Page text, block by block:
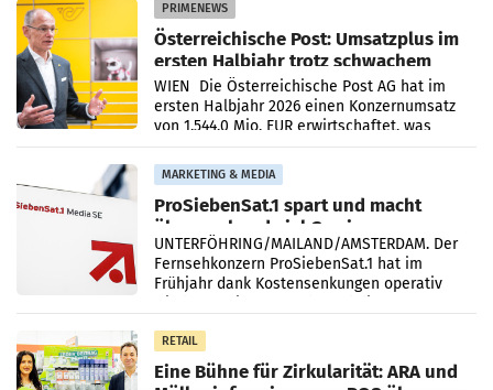
PRIMENEWS
Österreichische Post: Umsatzplus im
ersten Halbjahr trotz schwachem
Briefgeschäft
WIEN Die Österreichische Post AG hat im
ersten Halbjahr 2026 einen Konzernumsatz
von 1.544,0 Mio. EUR erwirtschaftet, was
einem Plus von 3,8 Prozent gegenüber dem
Vergleichszeitraum
MARKETING & MEDIA
ProSiebenSat.1 spart und macht
überraschend viel Gewinn
UNTERFÖHRING/MAILAND/AMSTERDAM. Der
Fernsehkonzern ProSiebenSat.1 hat im
Frühjahr dank Kostensenkungen operativ
RETAIL
Eine Bühne für Zirkularität: ARA und